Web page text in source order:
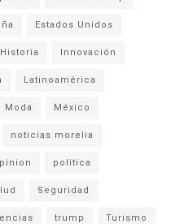
Estados Unidos
Historia Innovación
Latinoamérica
Moda México
noticias morelia
politica
Seguridad
trump Turismo